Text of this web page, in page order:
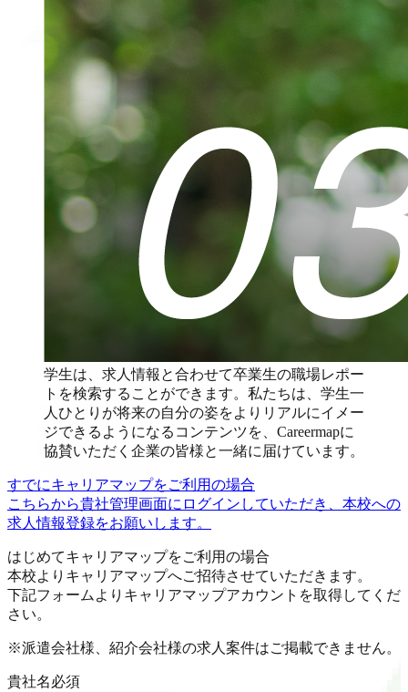
学生は、求人情報と合わせて卒業生の職場レポー
トを検索することができます。私たちは、学生一
人ひとりが将来の自分の姿をよりリアルにイメー
ジできるようになるコンテンツを、Careermapに
協賛いただく企業の皆様と一緒に届けています。
すでにキャリアマップをご利用の場合
こちらから貴社管理画面にログインしていただき、本校への
求人情報登録をお願いします。
はじめてキャリアマップをご利用の場合
本校よりキャリアマップへご招待させていただきます。
下記フォームよりキャリアマップアカウントを取得してくだ
さい。
※派遣会社様、紹介会社様の求人案件はご掲載できません。
貴社名必須